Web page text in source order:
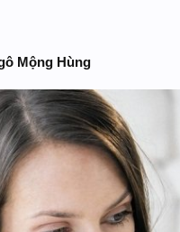
Mộng Hùng